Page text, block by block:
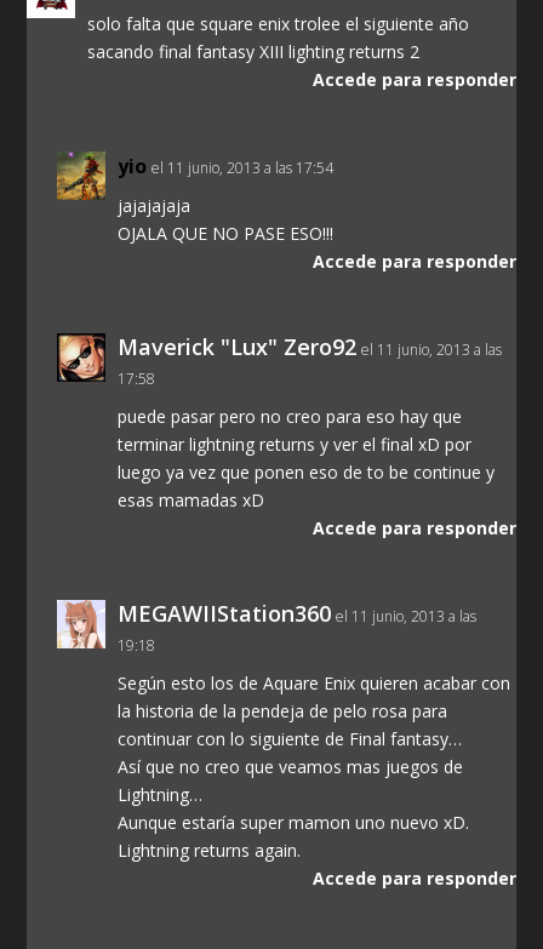
solo falta que square enix trolee el siguiente año
sacando final fantasy XIII lighting returns 2
Accede para responder
yio el 11 junio, 2013 a las 17:54
jajajajaja
OJALA QUE NO PASE ESO!!!
Accede para responder
Maverick "Lux" Zero92 el 11 junio, 2013 a las
17:58
puede pasar pero no creo para eso hay que
terminar lightning returns y ver el final xD por
luego ya vez que ponen eso de to be continue y
esas mamadas xD
Accede para responder
MEGAWIIStation360 el 11 junio, 2013 a las
19:18
Según esto los de Aquare Enix quieren acabar con
la historia de la pendeja de pelo rosa para
continuar con lo siguiente de Final fantasy…
Así que no creo que veamos mas juegos de
Lightning…
Aunque estaría super mamon uno nuevo xD.
Lightning returns again.
Accede para responder